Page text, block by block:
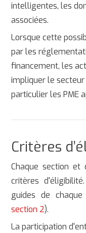
intelligentes, les
associées.
Lorsque cette
par les
financement, les
impliquer le
particulier les PME
Critères
Chaque section et
critères
guides de
section 2).
La participation